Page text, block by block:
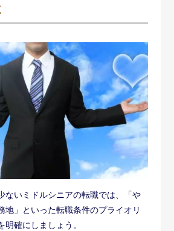
ないミドルシニアの転職では、「や
地」といった転職条件のプライオリ
明確にしましょう。